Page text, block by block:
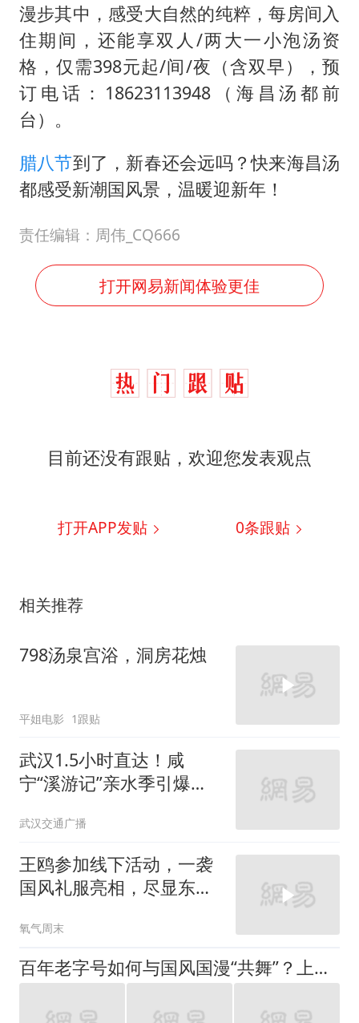
漫步其中，感受大自然的纯粹，每房间入
住期间，还能享双人/两大一小泡汤资
格，仅需398元起/间/夜（含双早），预
订电话：18623113948（海昌汤都前
台）。
腊八节到了，新春还会远吗？快来海昌汤
都感受新潮国风景，温暖迎新年！
责任编辑：周伟_CQ666
打开网易新闻体验更佳
目前还没有跟贴，欢迎您发表观点
打开APP发贴 0条跟贴
相关推荐
798汤泉宫浴，洞房花烛
平姐电影 1跟贴
武汉1.5小时直达！咸
宁“溪游记”亲水季引爆暑
活“清凉经济”
武汉交通广播
王鸥参加线下活动，一袭
国风礼服亮相，尽显东方
氧气周末
百年老字号如何与国风国漫“共舞”？上海国际游戏动漫月国潮节嘉年华跨界来袭